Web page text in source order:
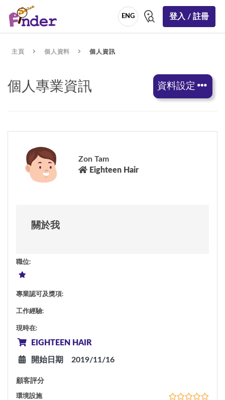
ENG 登入 / 註冊
主頁 個人資料 個人資訊
個人專業資訊 資料設定
Zon Tam
Eighteen Hair
關於我
職位:
專業認可及獎項:
工作經驗:
現時在:
EIGHTEEN HAIR
開始日期 2019/11/16
顧客評分
環境設施